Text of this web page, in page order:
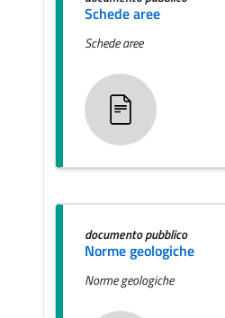
Schede aree
Schede aree
documento pubblico
Norme geologiche
Norme geologiche